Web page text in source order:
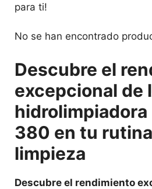
para ti!
No se han encontrado
Descubre el
excepcional de
hidrolimpiadora
380 en tu
limpieza
Descubre el rendimiento